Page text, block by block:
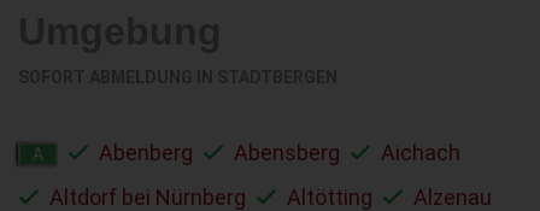
A Abenberg Abensberg
Aichach
Altdorf bei Nürnberg
Altötting
Alzenau